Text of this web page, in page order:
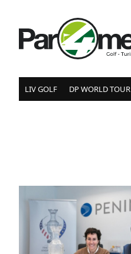
LIV GOLF DP WORLD TOUR